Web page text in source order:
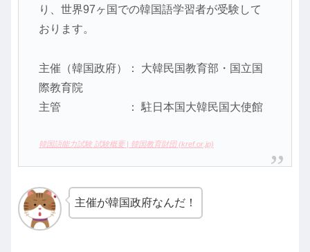
り、世界97ヶ国での韓国語学習者が受験して
おります。
主催（韓国政府）： 大韓民国教育部・国立国
際教育院
主管 ： 駐日本国大韓民国大使館
韓国語能力試験 試験概要 | 韓国教育財団 (kref.or.jp)
主催が韓国政府なんだ！